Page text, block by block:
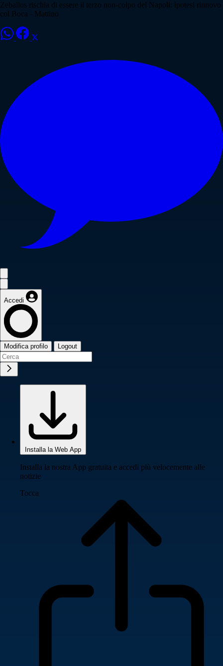
Zeballos rischia di essere il terzo non-colpo del Napoli: ipotesi rinnovo
col Boca - Mattino
Accedi
Modifica profilo Logout
Installa la Web App
Installa la nostra App gratuita e accedi più velocemente alle
notizie
Tocca